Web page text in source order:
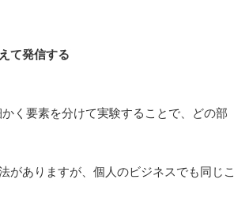
て発信する
く要素を分けて実験することで、どの部
がありますが、個人のビジネスでも同じこ